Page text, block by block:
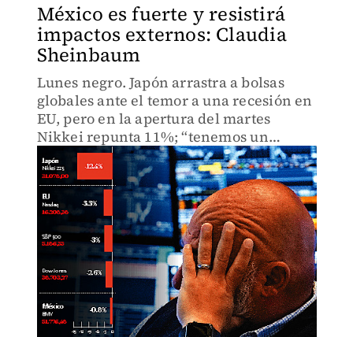
México es fuerte y resistirá
impactos externos: Claudia
Sheinbaum
Lunes negro. Japón arrastra a bolsas
globales ante el temor a una recesión en
EU, pero en la apertura del martes
Nikkei repunta 11%; “tenemos un
margen de protección”, dice AMLO